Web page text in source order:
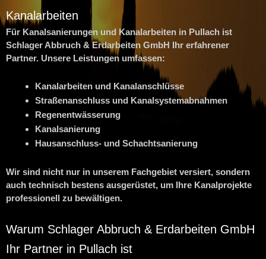
Kanalarbeiten
Für Kanalsanierungen und Kanalarbeiten in Pullach ist
Schlager Abbruch & Erdarbeiten GmbH Ihr erfahrener
Partner. Unsere Leistungen umfassen:
Kanalarbeiten und Kanalanschlüsse
Straßenanschluss und Kanalsystemabnahmen
Regenentwässerung
Kanalsanierung
Hausanschluss- und Schachtsanierung
Wir sind nicht nur in unserem Fachgebiet versiert, sondern
auch technisch bestens ausgerüstet, um Ihre Kanalprojekte
professionell zu bewältigen.
Warum Schlager Abbruch & Erdarbeiten GmbH
Ihr Partner in Pullach ist